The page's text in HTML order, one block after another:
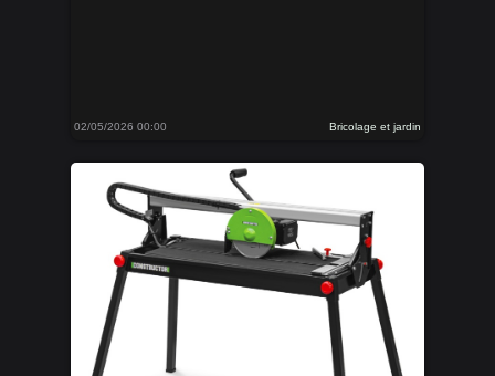
02/05/2026 00:00 Bricolage et jardin